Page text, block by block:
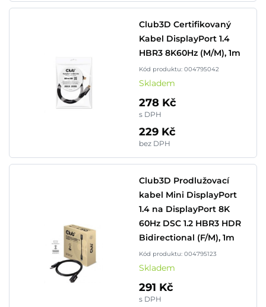
Club3D Certifikovaný
Kabel DisplayPort 1.4
HBR3 8K60Hz (M/M), 1m
Kód produktu: 004795042
Skladem
278 Kč
s DPH
229 Kč
bez DPH
Club3D Prodlužovací
kabel Mini DisplayPort
1.4 na DisplayPort 8K
60Hz DSC 1.2 HBR3 HDR
Bidirectional (F/M), 1m
Kód produktu: 004795123
Skladem
291 Kč
s DPH